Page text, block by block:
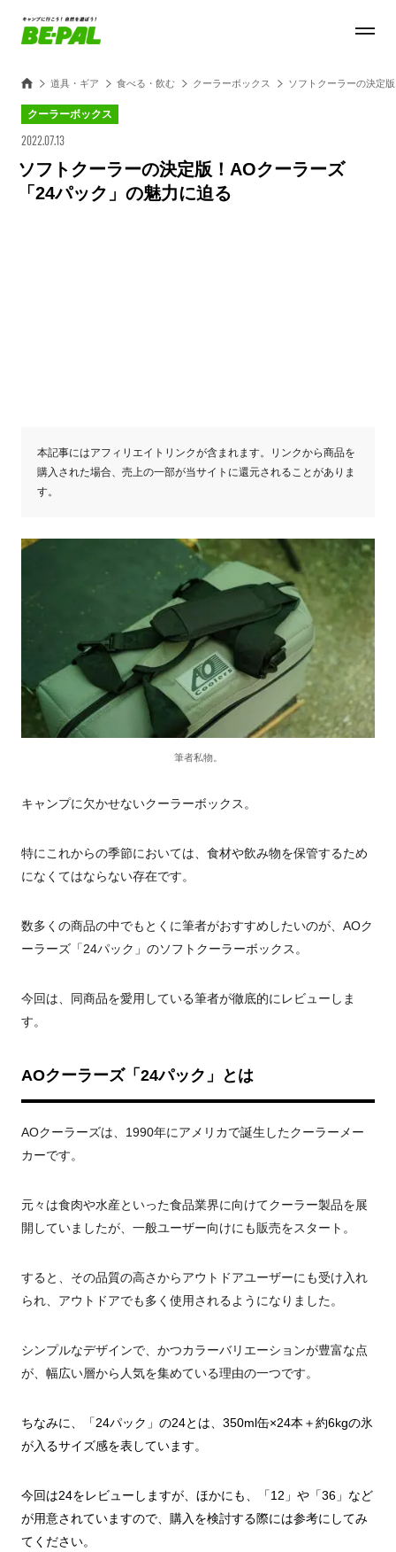
道具・ギア 食べる・飲む クーラーボックス ソフトクーラーの決定
クーラーボックス
2022.07.13
ソフトクーラーの決定版！AOクーラーズ
「24パック」の魅力に迫る
本記事にはアフィリエイトリンクが含まれます。リンクから商品を
購入された場合、売上の一部が当サイトに還元されることがありま
す。
筆者私物。
キャンプに欠かせないクーラーボックス。
特にこれからの季節においては、食材や飲み物を保管するため
になくてはならない存在です。
数多くの商品の中でもとくに筆者がおすすめしたいのが、 AOク
ーラーズ「24パック」のソフトクーラーボックス。
今回は、同商品を愛用している筆者が徹底的にレビューしま
す。
AOクーラーズ「 24パック」とは
AOクーラーズは、 1990年にアメリカで誕生したクーラーメー
カーです。
元々は食肉や水産といった食品業界に向けてクーラー製品を展
開していましたが、一般ユーザー向けにも販売をスタート。
すると、その品質の高さからアウトドアユーザーにも受け入れ
られ、アウトドアでも多く使用されるようになりました。
シンプルなデザインで、かつカラーバリエーションが豊富な点
が、幅広い層から人気を集めている理由の一つです。
ちなみに、「24パック」の24とは、350ml缶×24本＋約6kgの氷
が入るサイズ感を表しています。
今回は24をレビューしますが、ほかにも、「12」や「36」など
が用意されていますので、購入を検討する際には参考にしてみ
てください。